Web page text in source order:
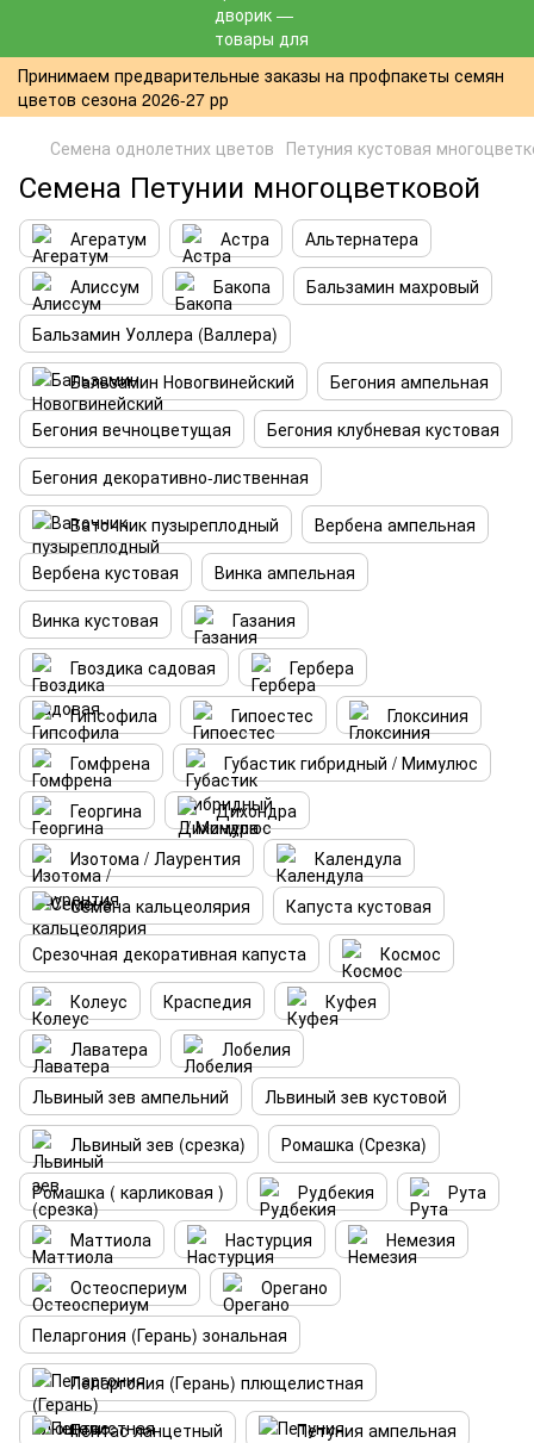
Принимаем предварительные заказы на профпакеты семян
цветов сезона 2026-27 рр
Семена однолетних цветов Петуния кустовая
Семена Петунии многоцветковой
Агератум Астра
Альтернатера
Алиссум
Бакопа
Бальзамин махровый
Бальзамин Уоллера (Валлера)
Бальзамин Новогвинейский
Бегония ампельная
Бегония вечноцветущая
Бегония клубневая кустовая
Бегония декоративно-лиственная
Ваточник пузыреплодный
Вербена ампельная
Вербена кустовая
Винка ампельная
Винка кустовая
Газания
Гвоздика садовая
Гербера
Гипсофила
Гипоестес
Глоксиния
Гомфрена
Губастик гибридный / Мимулюс
Георгина
Дихондра
Изотома / Лаурентия
Календула
Семена кальцеолярия
Капуста кустовая
Срезочная декоративная капуста
Космос
Колеус
Краспедия
Куфея
Лаватера
Лобелия
Львиный зев ампельний
Львиный зев кустовой
Львиный зев (срезка)
Ромашка (Срезка)
Ромашка ( карликовая )
Рудбекия
Рута
Маттиола
Настурция
Немезия
Остеоспериум
Орегано
Пеларгония (Герань) зональная
Пеларгония (Герань) плющелистная
Пентас ланцетный
Петуния ампельная